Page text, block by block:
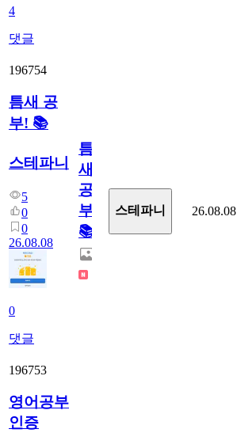
4
댓글
196754
틈새 공
부! 📚
스테파니
5
0
0
26.08.08
0
댓글
틈
새
공
부!
📚
스테파니 26.08.08
196753
영어공부
인증